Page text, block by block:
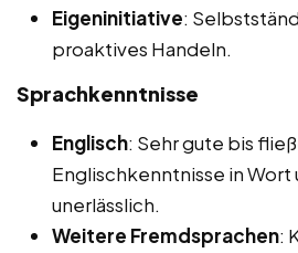
Eigeninitiative:
proaktives Handeln.
Sprachkenntnisse
Englisch: Sehr gute bis
Englischkenntnisse in
unerlässlich.
Weitere Fremdsprachen: